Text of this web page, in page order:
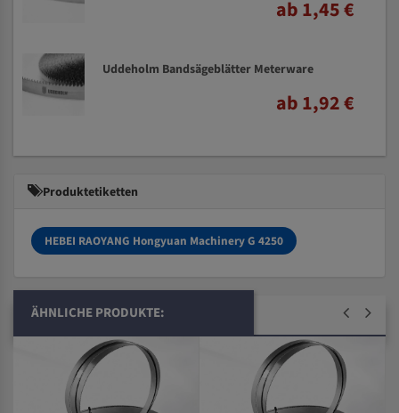
ab 1,45 €
Uddeholm Bandsägeblätter Meterware
ab 1,92 €
Produktetiketten
HEBEI RAOYANG Hongyuan Machinery G 4250
ÄHNLICHE PRODUKTE: